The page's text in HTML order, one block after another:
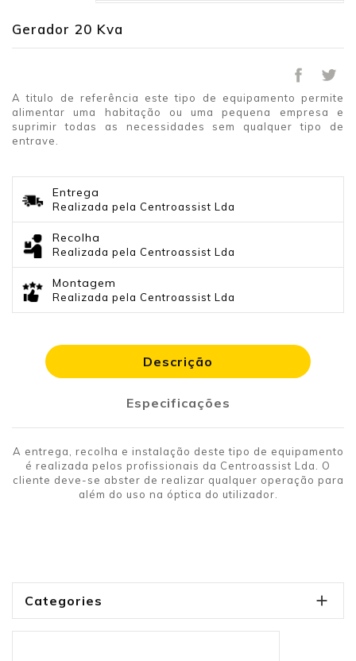
Gerador 20 Kva
A titulo de referência este tipo de equipamento permite
alimentar uma habitação ou uma pequena empresa e
suprimir todas as necessidades sem qualquer tipo de
entrave.
Entrega
Realizada pela Centroassist Lda
Recolha
Realizada pela Centroassist Lda
Montagem
Realizada pela Centroassist Lda
Descrição
Especificações
A entrega, recolha e instalação deste tipo de equipamento
é realizada pelos profissionais da Centroassist Lda. O
cliente deve-se abster de realizar qualquer operação para
além do uso na óptica do utilizador.
Categories 